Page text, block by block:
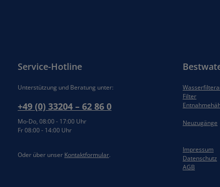
Service-Hotline
Unterstützung und Beratung unter:
+49 (0) 33204 – 62 86 0
Mo-Do, 08:00 - 17:00 Uhr
Fr 08:00 - 14:00 Uhr
Oder über unser Kontaktformular.
Filter
Neuzugänge
Impressum
Datenschutz
AGB